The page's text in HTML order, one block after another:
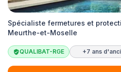
Spécialiste fermetures et
Meurthe-et-Moselle
QUALIBAT-RGE +7 ans